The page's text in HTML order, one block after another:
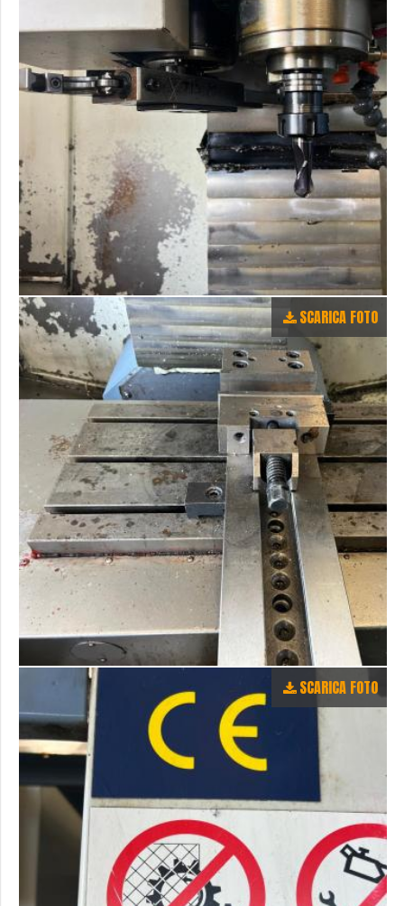
SCARICA FOTO
SCARICA FOTO